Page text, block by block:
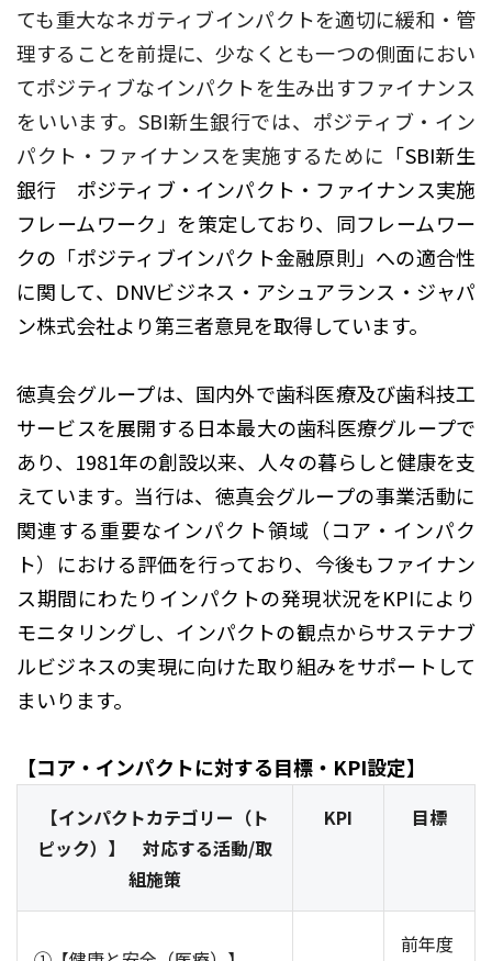
ても重大なネガティブインパクトを適切に緩和・管
理することを前提に、少なくとも一つの側面におい
てポジティブなインパクトを生み出すファイナンス
をいいます。SBI新生銀行では、ポジティブ・イン
パクト・ファイナンスを実施するために 「SBI新生
銀行 ポジティブ・インパクト・ファイナンス実施
フレームワーク」を策定しており、同フレームワー
クの「ポジティブインパクト金融原則」への適合性
に関して、DNVビジネス・アシュアランス・ジャパ
ン株式会社より第三者意見を取得しています。
徳真会グループは、国内外で歯科医療及び歯科技工
サービスを展開する日本最大の歯科医療グループで
あり、1981年の創設以来、人々の暮らしと健康を支
えています。当行は、徳真会グループの事業活動に
関連する重要なインパクト領域（コア・インパク
ト）における評価を行っており、今後もファイナン
ス期間にわたりインパクトの発現状況をKPIにより
モニタリングし、インパクトの観点からサステナブ
ルビジネスの実現に向けた取り組みをサポートして
まいります。
【コア・インパクトに対する目標・KPI設定】
【インパクトカテゴリー（ト
ピック）】 対応する活動/取
組施策
KPI 目標
前年度